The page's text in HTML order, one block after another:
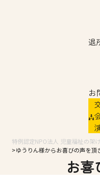
退
お
特例認定NPO法人 児童福祉の架
ゆうりん様からお喜びの声を頂
お喜